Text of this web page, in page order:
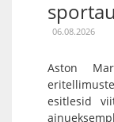
06.08.2026
Aston
esitlesid